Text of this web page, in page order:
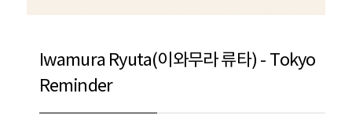
Iwamura Ryuta(이와무라 류타) - Tokyo
Reminder